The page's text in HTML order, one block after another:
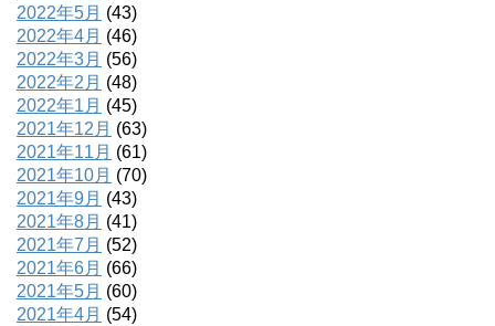
2022年5月 (43)
2022年4月 (46)
2022年3月 (56)
2022年2月 (48)
2022年1月 (45)
2021年12月 (63)
2021年11月 (61)
2021年10月 (70)
2021年9月 (43)
2021年8月 (41)
2021年7月 (52)
2021年6月 (66)
2021年5月 (60)
2021年4月 (54)